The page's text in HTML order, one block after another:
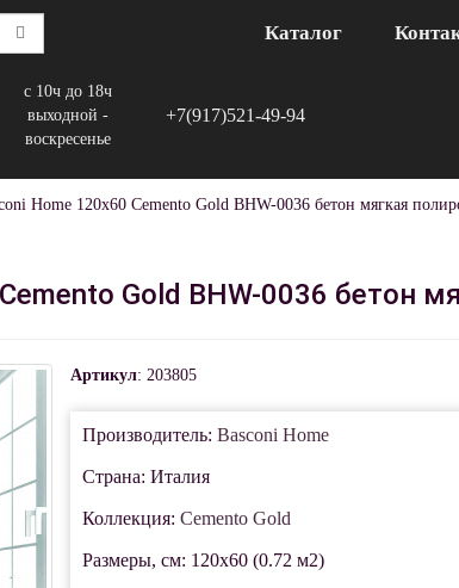
Каталог
с 10ч до 18ч
выходной -
воскресенье
+7(917)521-49-94
Home 120x60 Cemento Gold BHW-0036 бетон мягкая
Gold BHW-0036 бетон
Артикул: 203805
Производитель: Basconi Home
Страна: Италия
Коллекция: Cemento Gold
Размеры, см: 120x60 (0.72 м2)